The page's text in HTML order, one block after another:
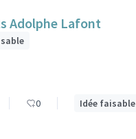
Adolphe Lafont
0 Idée faisable